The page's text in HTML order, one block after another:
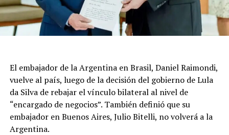
El embajador de la Argentina en Brasil, Daniel Raimondi,
vuelve al país, luego de la decisión del gobierno de Lula
da Silva de rebajar el vínculo bilateral al nivel de
“encargado de negocios”. También definió que su
embajador en Buenos Aires, Julio Bitelli, no volverá a la
Argentina.